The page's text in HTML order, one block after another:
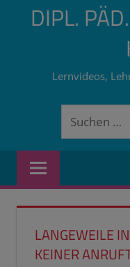
DIPL.
Lernvideos,
Suchen
LANGEWEILE
KEINER